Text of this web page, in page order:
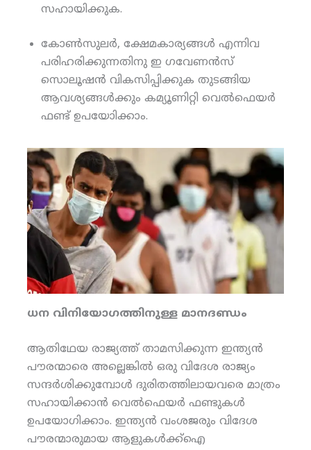
സഹായിക്കുക.
കോണ്‍സുലര്‍, ക്ഷേമകാര്യങ്ങള്‍ എന്നിവ
പരിഹരിക്കുന്നതിനു ഇ ഗവേണന്‍സ്
സൊലൂഷന്‍ വികസിപ്പിക്കുക തുടങ്ങിയ
ആവശ്യങ്ങള്‍ക്കും കമ്യൂണിറ്റി വെല്‍ഫെയര്‍
ഫണ്ട് ഉപയോിക്കാം.
ധന വിനിയോഗത്തിനുള്ള മാനദണ്ഡം
ആതിഥേയ രാജ്യത്ത് താമസിക്കുന്ന ഇന്ത്യന്‍
പൗരന്മാരെ അല്ലെങ്കില്‍ ഒരു വിദേശ രാജ്യം
സന്ദര്‍ശിക്കുമ്പോള്‍ ദുരിതത്തിലായവരെ മാത്രം
സഹായിക്കാന്‍ വെല്‍ഫെയര്‍ ഫണ്ടുകള്‍
ഉപയോഗിക്കാം. ഇന്ത്യന്‍ വംശജരും വിദേശ
പൗരന്മാരുമായ ആളുകള്‍ക്ക്ഐ